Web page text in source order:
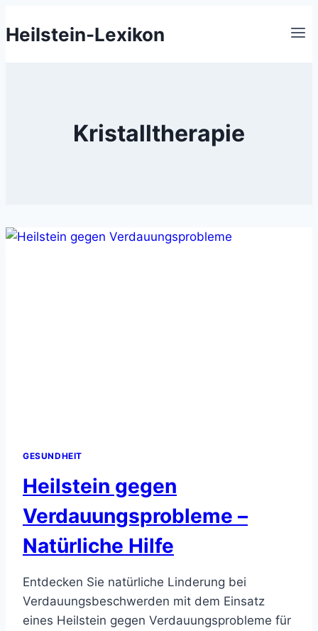
Inhalt
Heilstein-Lexikon
Kristalltherapie
GESUNDHEIT
Heilstein gegen
Verdauungsprobleme –
Natürliche Hilfe
Entdecken Sie natürliche Linderung bei
Verdauungsbeschwerden mit dem Einsatz
eines Heilstein gegen Verdauungsprobleme für